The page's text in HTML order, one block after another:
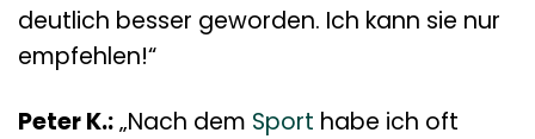
deutlich besser geworden. Ich kann sie nur
empfehlen!“
Peter K.:„Nach dem Sport habe ich oft